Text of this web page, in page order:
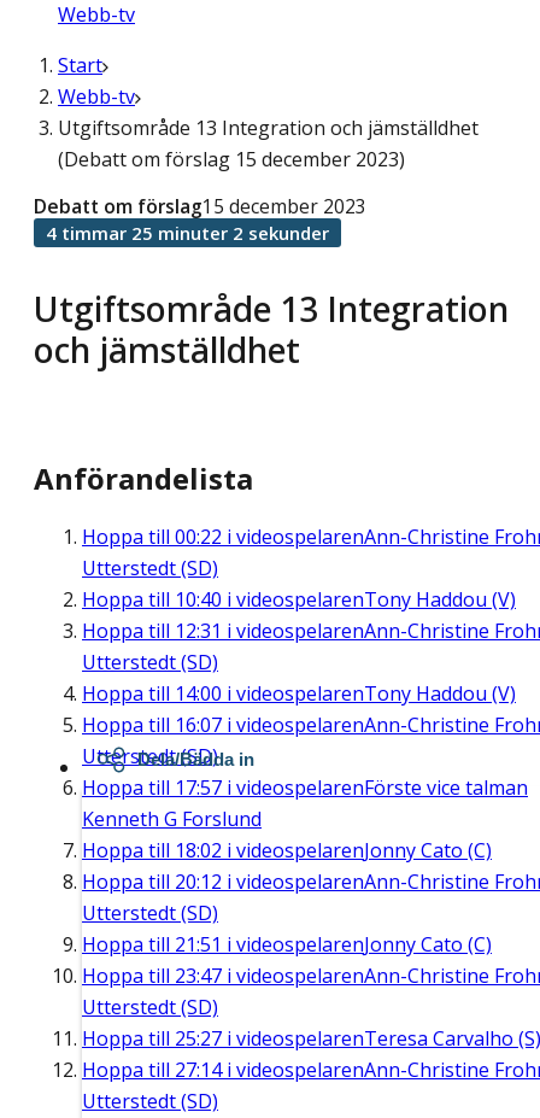
Webb-tv
Start
Webb-tv
Utgiftsområde 13 Integration och jämställdhet
(Debatt om förslag 15 december 2023)
Utgiftsområde 13 Integration
och jämställdhet
Debatt om förslag15 december 2023
4 timmar 25 minuter 2 sekunder
Anförandelista
Hoppa till 00:22 i videospelarenAnn-Christine
Utterstedt (SD)
Hoppa till 10:40 i videospelarenTony Haddou (V)
Hoppa till 12:31 i videospelarenAnn-Christine
Utterstedt (SD)
Hoppa till 14:00 i videospelarenTony Haddou (V)
Hoppa till 16:07 i videospelarenAnn-Christine
Utterstedt (SD)
Hoppa till 17:57 i videospelarenFörste vice talman
Kenneth G Forslund
Hoppa till 18:02 i videospelarenJonny Cato (C)
Hoppa till 20:12 i videospelarenAnn-Christine
Utterstedt (SD)
Hoppa till 21:51 i videospelarenJonny Cato (C)
Hoppa till 23:47 i videospelarenAnn-Christine
Utterstedt (SD)
Hoppa till 25:27 i videospelarenTeresa Carvalho (S)
Hoppa till 27:14i videospelarenAnn-Christine
Utterstedt (SD)
Dela/Bädda in